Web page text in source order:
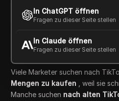
In ChatGPT öffnen
Fragen zu dieser Seite stellen
In Claude öffnen
Fragen zu dieser Seite stellen
William Davis
26 Mai 2026 5 min lesen
Copy Link
Viele Marketer suchen nach
Mengen zu kaufen , weil sie
Manche suchen nach alten